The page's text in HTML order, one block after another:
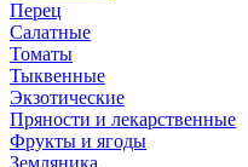
Перец
Салатные
Томаты
Тыквенные
Экзотические
Пряности и лекарственные
Фрукты и ягоды
Земляника